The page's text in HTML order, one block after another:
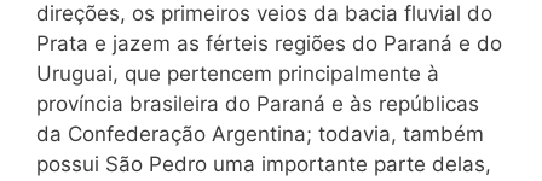
direções, os primeiros veios da bacia fluvial do
Prata e jazem as férteis regiões do Paraná e do
Uruguai, que pertencem principalmente à
província brasileira do Paraná e às repúblicas
da Confederação Argentina; todavia, também
possui São Pedro uma importante parte delas,